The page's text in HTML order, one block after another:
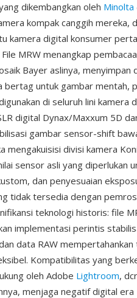
dikembangkan oleh Minolta
kompak canggih mereka,
kamera digital konsumer
MRW menangkap
Bayer aslinya, menyimpan
untuk gambar mentah,
di seluruh lini kamera
digital Dynax/Maxxum 5D
gambar sensor-shift
mengakuisisi divisi kamera
sensor asli yang diperlukan
dan penyesuaian
tidak tersedia dengan
teknologi historis: file
implementasi perintis
data RAW mempertahankan
Kompatibilitas yang
oleh Adobe Lightroom,
menjaga negatif digital